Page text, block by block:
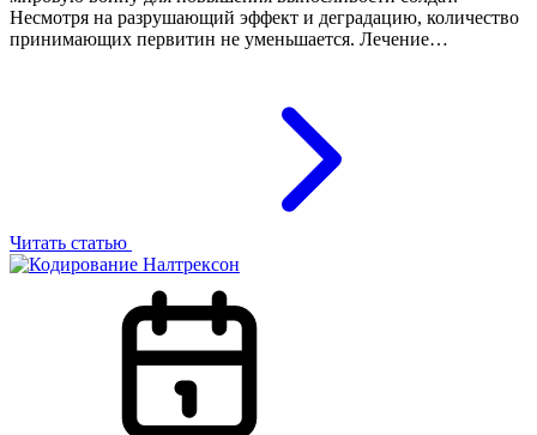
Несмотря на разрушающий эффект и деградацию, количество
принимающих первитин не уменьшается. Лечение…
Читать статью